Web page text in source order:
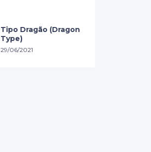
Tipo Dragão (Dragon
Type)
29/06/2021